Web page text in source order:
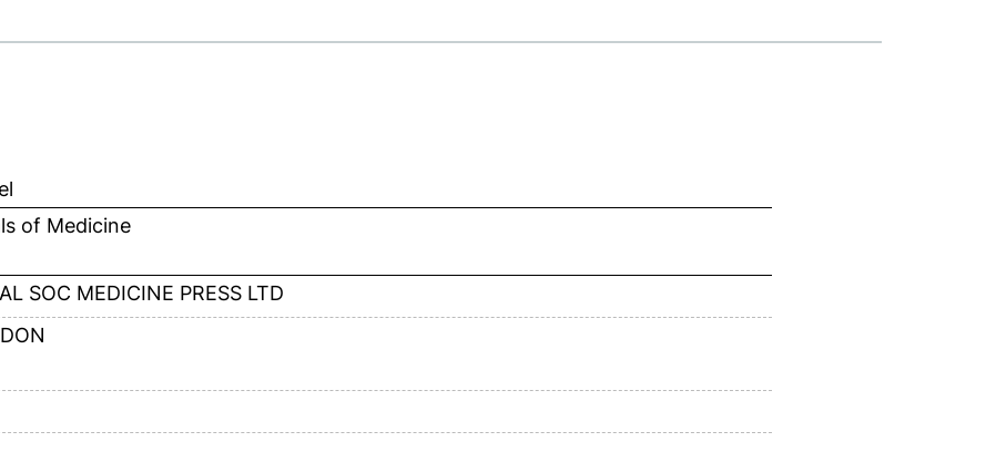
of Medicine
SOC MEDICINE PRESS LTD